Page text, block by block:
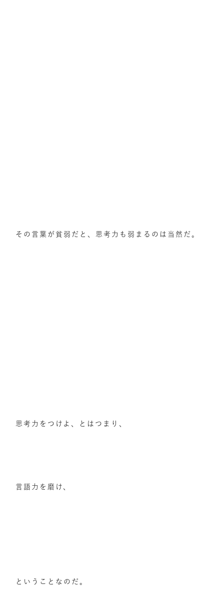
その言葉が貧弱だと、思考力も弱まるのは当然だ。
思考力をつけよ、とはつまり、
言語力を磨け、
ということなのだ。